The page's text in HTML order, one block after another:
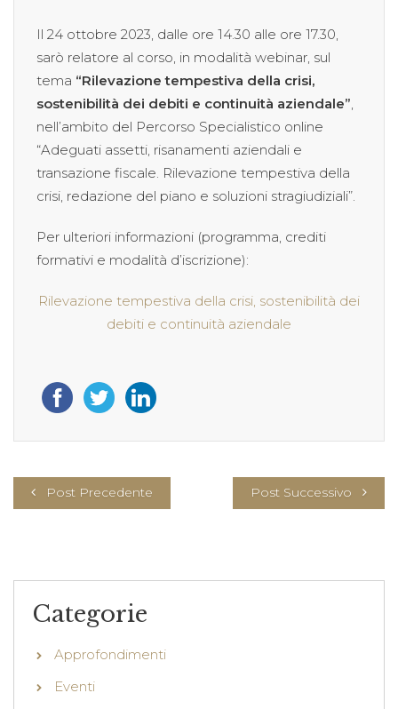
Il 24 ottobre 2023, dalle ore 14.30 alle ore 17.30,
sarò relatore al corso, in modalità webinar, sul
tema “Rilevazione tempestiva della crisi,
sostenibilità dei debiti e continuità aziendale”,
nell’ambito del Percorso Specialistico online
“Adeguati assetti, risanamenti aziendali e
transazione fiscale. Rilevazione tempestiva della
crisi, redazione del piano e soluzioni stragiudiziali”.
Per ulteriori informazioni (programma, crediti
formativi e modalità d’iscrizione):
Rilevazione tempestiva della crisi, sostenibilità dei
debiti e continuità aziendale
Post Precedente Post Successivo
Categorie
Approfondimenti
Eventi